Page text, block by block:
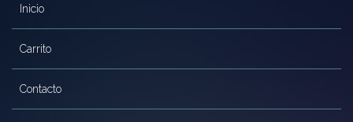
Inicio
Carrito
Contacto